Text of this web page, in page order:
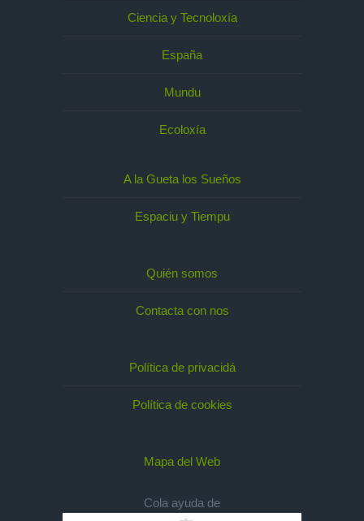
Ciencia y Tecnoloxía
España
Mundu
Ecoloxía
A la Gueta los Sueños
Espaciu y Tiempu
Quién somos
Contacta con nos
Política de privacidá
Política de cookies
Mapa del Web
Cola ayuda de